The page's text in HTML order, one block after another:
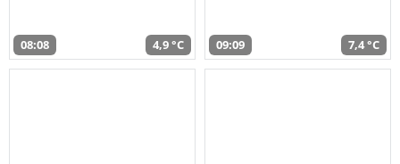
08:08 4,9 °C 09:09 7,4 °C